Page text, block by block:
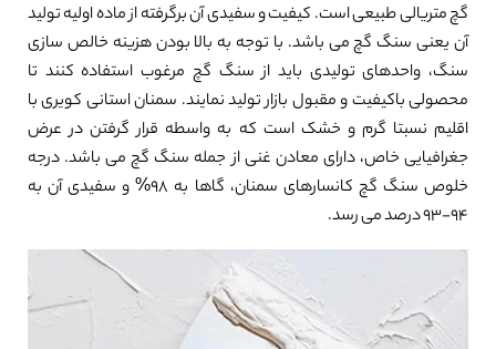
گچ متریالی طبیعی است. کیفیت و سفیدی آن برگرفته از ماده اولیه تولید
آن یعنی سنگ گچ می باشد. با توجه به بالا بودن هزینه خالص سازی
سنگ، واحدهای تولیدی باید از سنگ گچ مرغوب استفاده کنند تا
محصولی باکیفیت و مقبول بازار تولید نمایند. سمنان استانی کویری با
اقلیم نسبتا گرم و خشک است که به واسطه قرار گرفتن در عرض
جغرافیایی خاص، دارای معادن غنی از جمله سنگ گچ می باشد. درجه
خلوص سنگ گچ کانسارهای سمنان، گاها به ۹۸% و سفیدی آن به
۹۴-۹۳ درصد می رسد.